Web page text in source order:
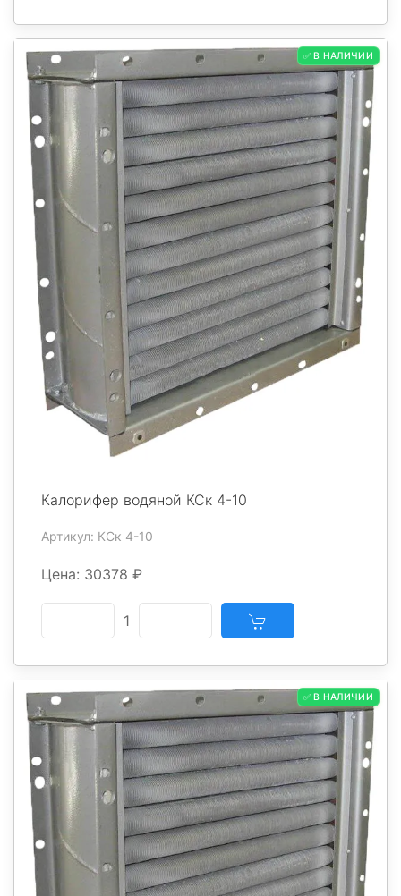
✅ В НАЛИЧИИ
Калорифер водяной КСк 4-10
Артикул: КСк 4-10
Цена: 30378 ₽
1
✅ В НАЛИЧИИ